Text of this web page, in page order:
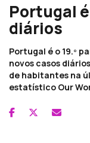
Portugal
diários
Portugal é o 19.º
novos casos
de habitantes na
estatístico Our